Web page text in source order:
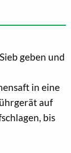
geben und
in eine
auf
bis